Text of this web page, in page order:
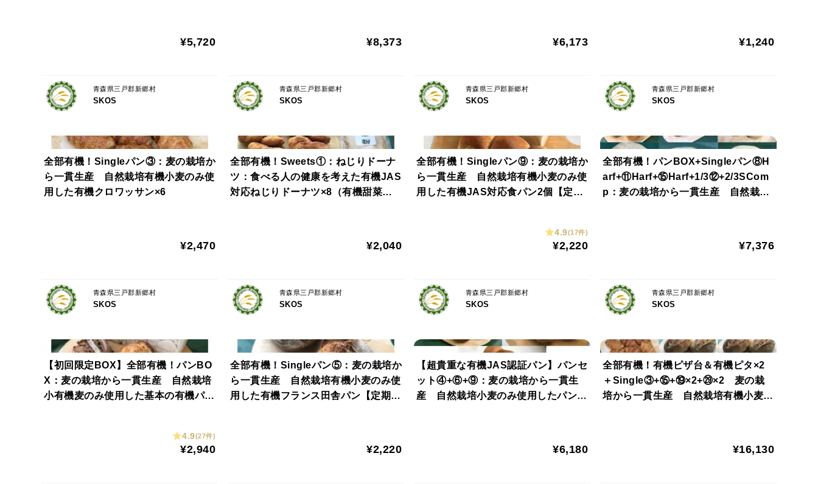
有機小麦粉で作った白いパンです。有機牛乳、有機卵を使用しています。甘味にはちみつを使
・ヘルンヘン：ザルツ×2
有機小麦粉で作ったオーストリアのセミハード系のパンです。トッピングにシチリアの岩塩が
・メロンパン：バニラ×2
有機小麦粉に有機牛乳、有機卵を使用して作ったパンに、有機バニラビーンズを入れた自然栽
培小麦のクッキーをトッピングしました。
有機小麦粉に有機牛乳、有機卵を使用して作ったパンに、自然栽培小麦と有機甜菜糖のトッピ
・ガーリックフランス
有機小麦粉で作ったフランスパンに自然栽培ニンニクで作ったアホエンオイルをかけてありま
・ベーグル×2
自然栽培小麦で作ったベーグルです。ケトリングには、EU有機認証のはちみつを使用していま
す。
自然栽培有機小麦の生地にオーガニッククルミを贅沢に入れました。形は定番の桜の花です。
¥5,720
青森県三戸郡新郷村
SKOS
¥8,373
青森県三戸郡新郷村
SKOS
¥6,173
青森県三戸郡新郷村
SKOS
¥1,240
青森県三戸郡新郷村
SKOS
全部有機！Singleパン③：麦の栽培か
ら一貫生産 自然栽培有機小麦のみ使
用した有機クロワッサン×6
¥2,470
青森県三戸郡新郷村
SKOS
全部有機！Sweets①：ねじりドーナ
ツ：食べる人の健康を考えた有機JAS
対応ねじりドーナツ×8（有機甜菜糖
¥2,040
青森県三戸郡新郷村
SKOS
全部有機！Singleパン⑨：麦の栽培か
ら一貫生産 自然栽培有機小麦のみ使
用した有機JAS対応食パン2個【定期
4.9(17件)
¥2,220
青森県三戸郡新郷村
SKOS
全部有機！パンBOX+Singleパン⑧H
arf+⑪Harf+⑮Harf+1/3⑫+2/3SCom
p：麦の栽培から一貫生産 自然栽培
¥7,376
青森県三戸郡新郷村
SKOS
【初回限定BOX】全部有機！パンBO
X：麦の栽培から一貫生産 自然栽培
小有機麦のみ使用した基本の有機パン
4.9(27件)
¥2,940
全部有機！Singleパン⑤：麦の栽培か
ら一貫生産 自然栽培有機小麦のみ使
用した有機フランス田舎パン【定期会
¥2,220
【超貴重な有機JAS認証パン】パンセ
ット④+⑥+⑨：麦の栽培から一貫生
産 自然栽培小麦のみ使用したパンセ
¥6,180
全部有機！有機ピザ台＆有機ピタ×2
＋Single③+⑮+⑲×2+㉙×2 麦の栽
培から一貫生産 自然栽培有機小麦の
¥16,130